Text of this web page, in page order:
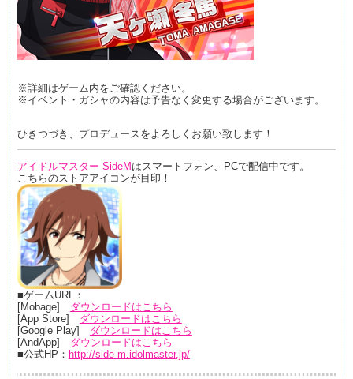
※詳細はゲーム内をご確認ください。
※イベント・ガシャの内容は予告なく変更する場合がございます。
ひきつづき、プロデュースをよろしくお願い致します！
アイドルマスター SideM はスマートフォン、PCで配信中です。
こちらのストアアイコンが目印！
■ゲームURL：
[Mobage] ダウンロードはこちら
[App Store] ダウンロードはこちら
[Google Play] ダウンロードはこちら
[AndApp] ダウンロードはこちら
■公式HP： http://side-m.idolmaster.jp/